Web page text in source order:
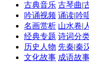
古典音乐 古琴曲|
吟诵视频 诵读|吟
名画赏析 山水卷|
经典专题 诗词分
历史人物 先秦|秦
文化故事 成语故